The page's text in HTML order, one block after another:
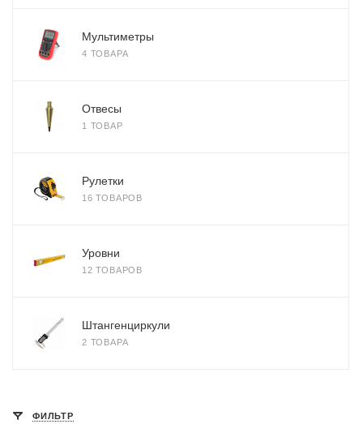
Мультиметры
4 ТОВАРА
Отвесы
1 ТОВАР
Рулетки
16 ТОВАРОВ
Уровни
12 ТОВАРОВ
Штангенциркули
2 ТОВАРА
ФИЛЬТР